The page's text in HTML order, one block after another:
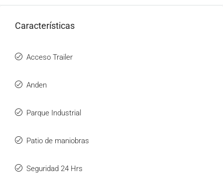
Características
Acceso Trailer
Anden
Parque Industrial
Patio de maniobras
Seguridad 24 Hrs